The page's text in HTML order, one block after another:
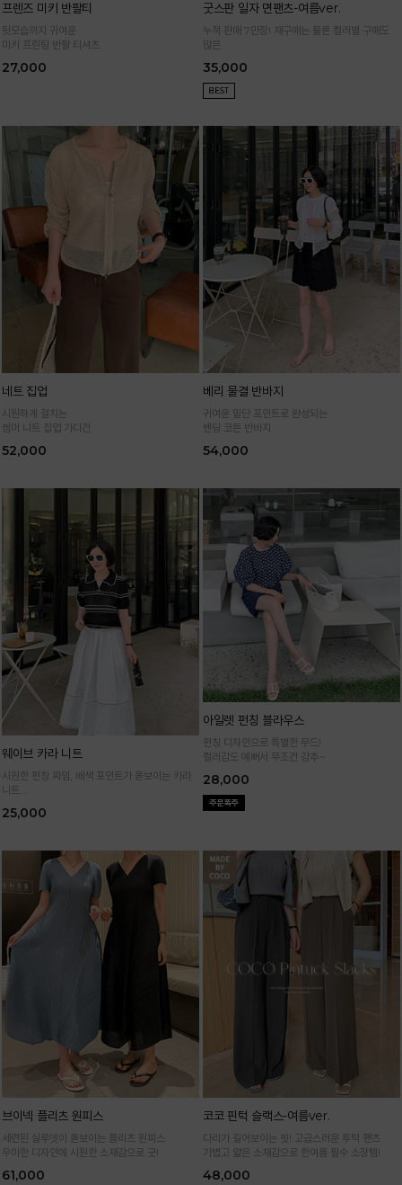
프렌즈 미키 반팔티
뒷모습까지 귀여운
미키 프린팅 반팔 티셔츠
27,000
굿스판 일자 면팬츠-여름ver.
누적 판매 7만장! 재구매는 물론 컬러별 구매도
많은
35,000
네트 집업
시원하게 걸치는
썸머 니트 집업 가디건
52,000
베리 물결 반바지
귀여운 밑단 포인트로 완성되는
밴딩 코튼 반바지
54,000
웨이브 카라 니트
시원한 펀칭 짜임, 배색 포인트가 돋보이는 카라
니트
하게 입어요
25,000
아일렛 펀칭 블라우스
펀칭 디자인으로 특별한 무드!
컬러감도 예뻐서 무조건 강추~
28,000
브이넥 플리츠 원피스
세련된 실루엣이 돋보이는 플리츠 원피스
우아한 디자인에 시원한 소재감으로 굿!
61,000
코코 핀턱 슬랙스-여름ver.
다리가 길어보이는 핏! 고급스러운 투턱 팬츠
가볍고 얇은 소재감으로 한여름 필수 소장템!
48,000